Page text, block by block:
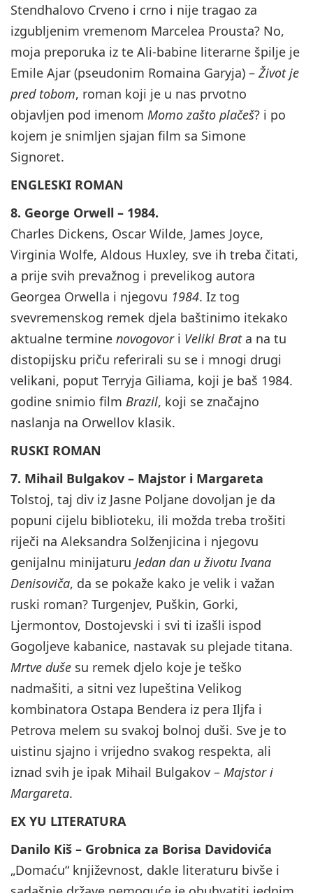
Stendhalovo Crveno i crno i nije tragao za
izgubljenim vremenom Marcelea Prousta? No,
moja preporuka iz te Ali-babine literarne špilje je
Emile Ajar (pseudonim Romaina Garyja) – Život je
pred tobom, roman koji je u nas prvotno
objavljen pod imenom Momo zašto plačeš? i po
kojem je snimljen sjajan film sa Simone
Signoret.
ENGLESKI ROMAN
8. George Orwell – 1984.
Charles Dickens, Oscar Wilde, James Joyce,
Virginia Wolfe, Aldous Huxley, sve ih treba čitati,
a prije svih prevažnog i prevelikog autora
Georgea Orwella i njegovu 1984. Iz tog
svevremenskog remek djela baštinimo itekako
aktualne termine novogovori Veliki Brata na tu
distopijsku priču referirali su se i mnogi drugi
velikani, poput Terryja Giliama, koji je baš 1984.
godine snimio film Brazil, koji se značajno
naslanja na Orwellov klasik.
RUSKI ROMAN
7. Mihail Bulgakov – Majstor i Margareta
Tolstoj, taj div iz Jasne Poljane dovoljan je da
popuni cijelu biblioteku, ili možda treba trošiti
riječi na Aleksandra Solženjicina i njegovu
genijalnu minijaturu Jedan dan u životu Ivana
Denisoviča, da se pokaže kako je velik i važan
ruski roman? Turgenjev, Puškin, Gorki,
Ljermontov, Dostojevski i svi ti izašli ispod
Gogoljeve kabanice, nastavak su plejade titana.
Mrtve duše su remek djelo koje je teško
nadmašiti, a sitni vez lupeština Velikog
kombinatora Ostapa Bendera iz pera Iljfa i
Petrova melem su svakoj bolnoj duši. Sve je to
uistinu sjajno i vrijedno svakog respekta, ali
iznad svih je ipak Mihail Bulgakov – Majstor i
Margareta.
EX YU LITERATURA
Danilo Kiš – Grobnica za Borisa Davidovića
„Domaću“ književnost, dakle literaturu bivše i